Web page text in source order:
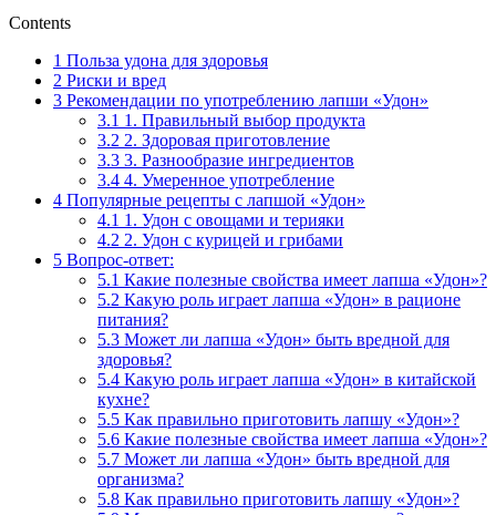
Contents
1 Польза удона для здоровья
2 Риски и вред
3 Рекомендации по употреблению лапши «Удон»
3.1 1. Правильный выбор продукта
3.2 2. Здоровая приготовление
3.3 3. Разнообразие ингредиентов
3.4 4. Умеренное употребление
4 Популярные рецепты с лапшой «Удон»
4.1 1. Удон с овощами и терияки
4.2 2. Удон с курицей и грибами
5 Вопрос-ответ:
5.1 Какие полезные свойства имеет лапша «Удон»?
5.2 Какую роль играет лапша «Удон» в рационе
питания?
5.3 Может ли лапша «Удон» быть вредной для
здоровья?
5.4 Какую роль играет лапша «Удон» в китайской
кухне?
5.5 Как правильно приготовить лапшу «Удон»?
5.6 Какие полезные свойства имеет лапша «Удон»?
5.7 Может ли лапша «Удон» быть вредной для
организма?
5.8 Как правильно приготовить лапшу «Удон»?